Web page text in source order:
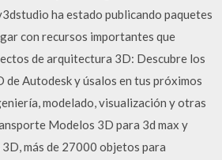
ha estado publicando paquetes
con recursos importantes que
de arquitectura 3D: Descubre los
de Autodesk y úsalos en tus próximos
modelado, visualización y otras
Modelos 3D para 3d max y
más de 27000 objetos para